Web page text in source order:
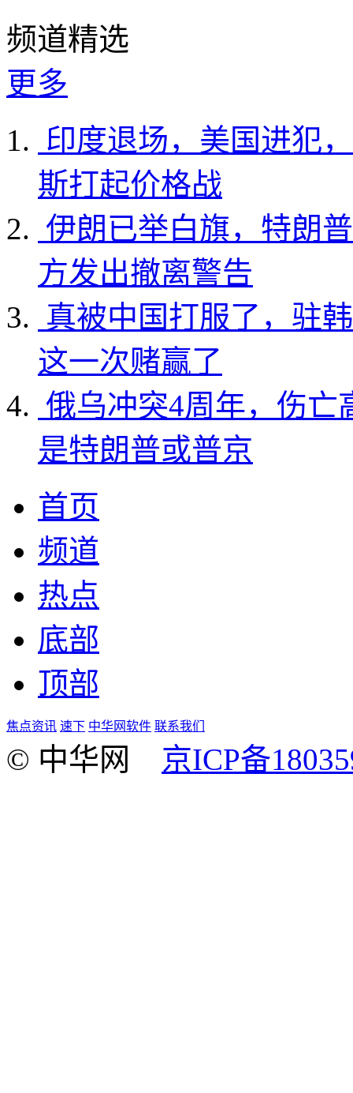
频道精选
更多
印度退场，美国进犯
斯打起价格战
伊朗已举白旗，特朗
方发出撤离警告
真被中国打服了，驻
这一次赌赢了
俄乌冲突4周年，伤亡
是特朗普或普京
首页
频道
热点
底部
顶部
焦点资讯 速下 中华网软件 联系我们
© 中华网 京ICP备